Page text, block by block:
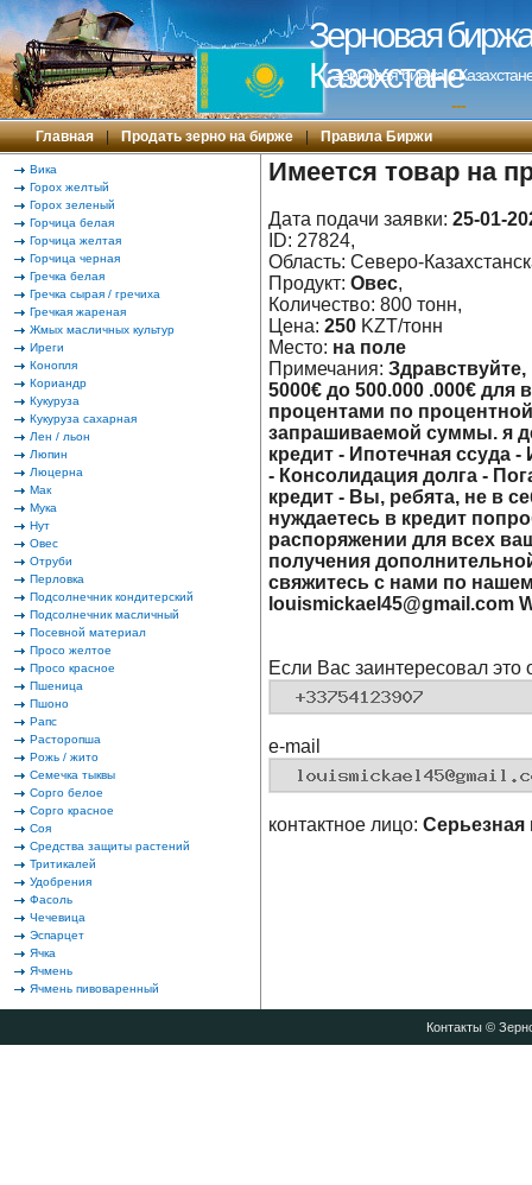
Зерновая
Казахстане
Зерновая биржа в
---
Главная | Продать зерно на бирже | Правила Биржи
Вика
Горох желтый
Горох зеленый
Горчица белая
Горчица желтая
Горчица черная
Гречка белая
Гречка сырая / гречиха
Гречкая жареная
Жмых масличных культур
Иреги
Конопля
Кориандр
Кукуруза
Кукуруза сахарная
Лен / льон
Люпин
Люцерна
Мак
Мука
Нут
Овес
Отруби
Перловка
Подсолнечник кондитерский
Подсолнечник масличный
Посевной материал
Просо желтое
Просо красное
Пшеница
Пшоно
Рапс
Расторопша
Рожь / жито
Семечка тыквы
Сорго белое
Сорго красное
Соя
Средства защиты растений
Тритикалей
Удобрения
Фасоль
Чечевица
Эспарцет
Ячка
Ячмень
Ячмень пивоваренный
Имеется товар на
Дата подачи заявки: 25-01-
ID: 27824,
Область: Северо-
Продукт: Овес,
Количество: 800 тонн,
Цена: 250 KZT/тонн
Место: на поле
Примечания:
5000€ до 500.000 .000€ для
процентами по
запрашиваемой суммы. я
кредит - Ипотечная ссуда
- Консолидация долга -
кредит - Вы, ребята, не в
нуждаетесь в кредит
распоряжении для всех
получения
свяжитесь с нами по
louismickael45@gmail.com
Если Вас заинтересовал это
e-mail
контактное лицо: Серьезная
Контакты©